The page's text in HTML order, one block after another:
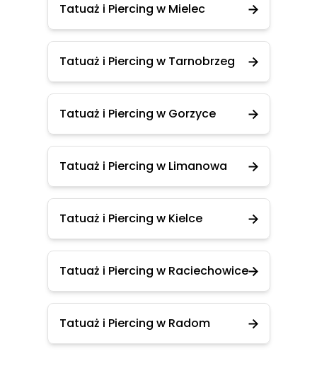
Tatuaż i Piercing w Mielec
Tatuaż i Piercing w Tarnobrzeg
Tatuaż i Piercing w Gorzyce
Tatuaż i Piercing w Limanowa
Tatuaż i Piercing w Kielce
Tatuaż i Piercing w Raciechowice
Tatuaż i Piercing w Radom